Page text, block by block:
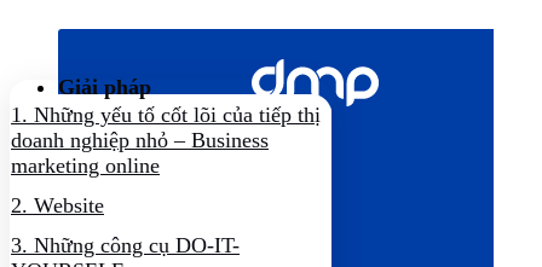
dung
Giải pháp
1. Những yếu tố cốt lõi của tiếp thị
doanh nghiệp nhỏ – Business
marketing online
2. Website
3. Những công cụ DO-IT-